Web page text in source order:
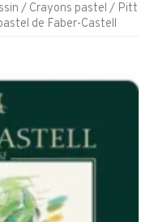
/ Crayons pastel / Pitt
de Faber-Castell